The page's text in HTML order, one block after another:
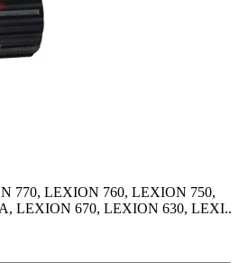
770, LEXION 760, LEXION 750,
LEXION 670, LEXION 630, LEXI..